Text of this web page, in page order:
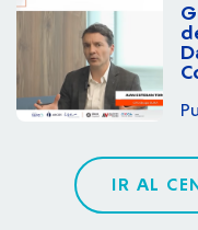
IR AL